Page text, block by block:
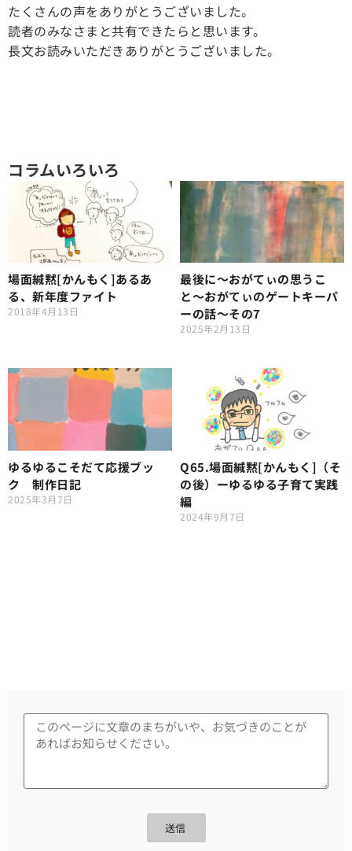
たくさんの声をありがとうございました。
読者のみなさまと共有できたらと思います。
長文お読みいただきありがとうございました。
コラムいろいろ
場面緘黙[かんもく]あるあ
る、新年度ファイト
2018年4月13日
最後に～おがてぃの思うこ
と〜おがてぃのゲートキーパ
ーの話～その7
2025年2月13日
ゆるゆるこそだて応援ブッ
ク 制作日記
2025年3月7日
Q65.場面緘黙[かんもく]（そ
の後）ーゆるゆる子育て実践
編
2024年9月7日
送信